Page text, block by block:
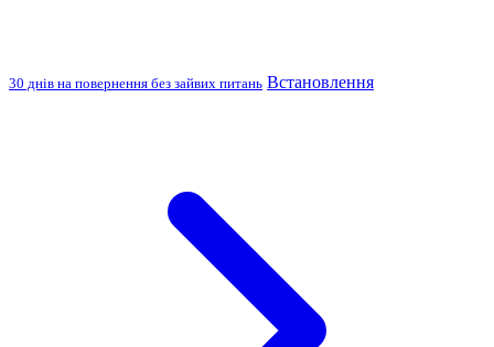
30 днів на повернення без зайвих питань Встановлення